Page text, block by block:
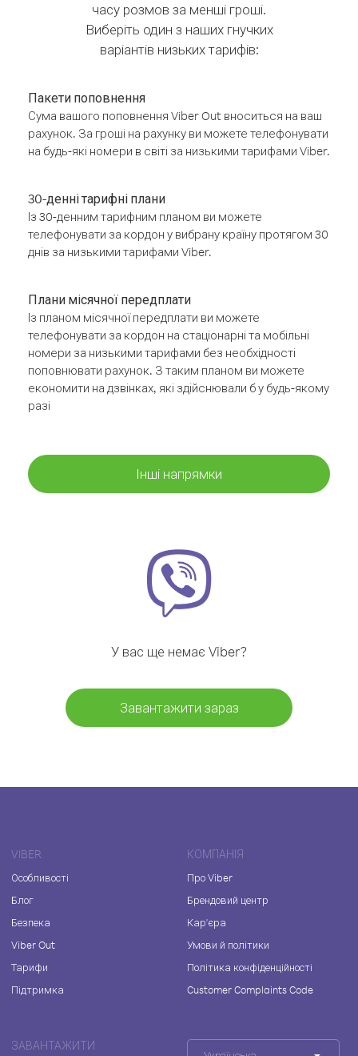
часу розмов за менші гроші.
Виберіть один з наших гнучких
варіантів низьких тарифів:
Пакети поповнення
Сума вашого поповнення Viber Out вноситься на ваш
рахунок. За гроші на рахунку ви можете телефонувати
на будь-які номери в світі за низькими тарифами Viber.
30-денні тарифні плани
Із 30-денним тарифним планом ви можете
телефонувати за кордон у вибрану країну протягом 30
днів за низькими тарифами Viber.
Плани місячної передплати
Із планом місячної передплати ви можете
телефонувати за кордон на стаціонарні та мобільні
номери за низькими тарифами без необхідності
поповнювати рахунок. З таким планом ви можете
економити на дзвінках, які здійснювали б у будь-якому
разі
Інші напрямки
У вас ще немає Viber?
Завантажити зараз
VIBER
Особливості
Блог
Безпека
Viber Out
Тарифи
Підтримка
КОМПАНІЯ
Про Viber
Брендовий центр
Кар'єра
Умови й політики
Політика конфіденційності
Customer Complaints Code
ЗАВАНТАЖИТИ